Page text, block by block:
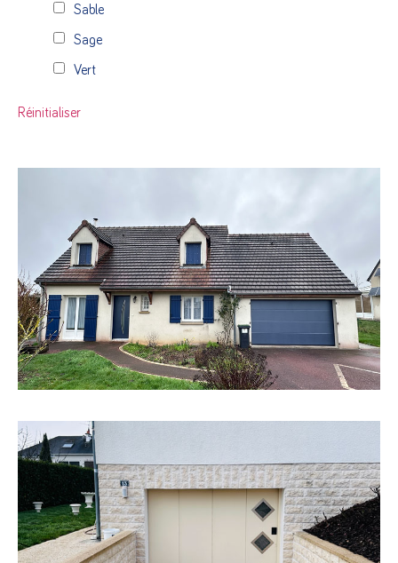
Sable
Sage
Vert
Réinitialiser
Rénovation d’une porte d’entrée et d’une porte de garage
dans la même teinte bleue. Le moteur de la porte de
garage sectionnelle possède un
EN SAVOIR +
Rénovation avec l’installation d’une porte de garage
motorisée avec ouverture latérale, composée de hublots
avec double vitrage retardateur d’effraction.
Porte de